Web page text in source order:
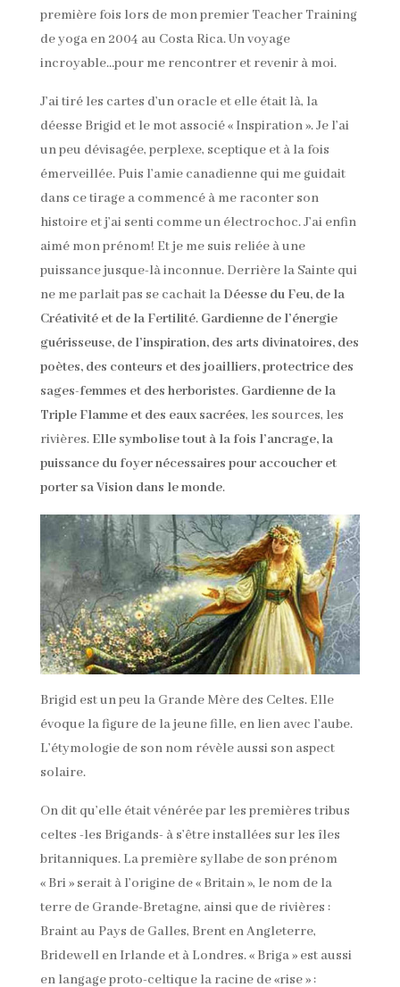
première fois lors de mon premier Teacher Training
de yoga en 2004 au Costa Rica. Un voyage
incroyable…pour me rencontrer et revenir à moi.
J’ai tiré les cartes d’un oracle et elle était là, la
déesse Brigid et le mot associé « Inspiration ». Je l’ai
un peu dévisagée, perplexe, sceptique et à la fois
émerveillée. Puis l’amie canadienne qui me guidait
dans ce tirage a commencé à me raconter son
histoire et j’ai senti comme un électrochoc. J’ai enfin
aimé mon prénom! Et je me suis reliée à une
puissance jusque-là inconnue. Derrière la Sainte qui
ne me parlait pas se cachait la Déesse du Feu, de la
Créativité et de la Fertilité. Gardienne de l’énergie
guérisseuse, de l’inspiration, des arts divinatoires, des
poètes, des conteurs et des joailliers, protectrice des
sages-femmes et des herboristes. Gardienne de la
Triple Flamme et des eaux sacrées, les sources, les
rivières. Elle symbolise tout à la fois l’ancrage, la
puissance du foyer nécessaires pour accoucher et
porter sa Vision dans le monde.
Brigid est un peu la Grande Mère des Celtes. Elle
évoque la figure de la jeune fille, en lien avec l’aube.
L’étymologie de son nom révèle aussi son aspect
solaire.
On dit qu’elle était vénérée par les premières tribus
celtes -les Brigands- à s’être installées sur les îles
britanniques. La première syllabe de son prénom
« Bri » serait à l’origine de « Britain », le nom de la
terre de Grande-Bretagne, ainsi que de rivières :
Braint au Pays de Galles, Brent en Angleterre,
Bridewell en Irlande et à Londres. « Briga » est aussi
en langage proto-celtique la racine de «rise » :